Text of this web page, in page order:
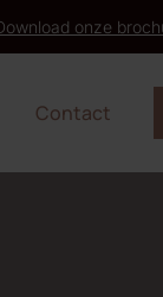
onze
Contact